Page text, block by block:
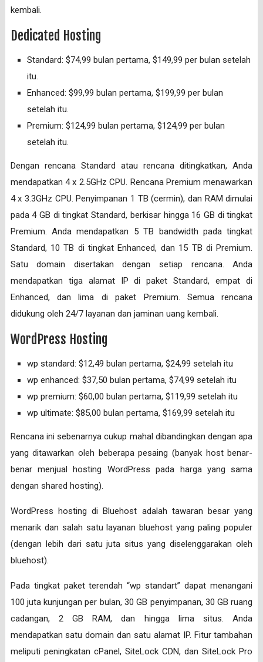
kembali.
Dedicated Hosting
Standard: $74,99 bulan pertama, $149,99 per bulan setelah
itu.
Enhanced: $99,99 bulan pertama, $199,99 per bulan
setelah itu.
Premium: $124,99 bulan pertama, $124,99 per bulan
setelah itu.
Dengan rencana Standard atau rencana ditingkatkan, Anda
mendapatkan 4 x 2.5GHz CPU. Rencana Premium menawarkan
4 x 3.3GHz CPU. Penyimpanan 1 TB (cermin), dan RAM dimulai
pada 4 GB di tingkat Standard, berkisar hingga 16 GB di tingkat
Premium. Anda mendapatkan 5 TB bandwidth pada tingkat
Standard, 10 TB di tingkat Enhanced, dan 15 TB di Premium.
Satu domain disertakan dengan setiap rencana. Anda
mendapatkan tiga alamat IP di paket Standard, empat di
Enhanced, dan lima di paket Premium. Semua rencana
didukung oleh 24/7 layanan dan jaminan uang kembali.
WordPress Hosting
wp standard: $12,49 bulan pertama, $24,99 setelah itu
wp enhanced: $37,50 bulan pertama, $74,99 setelah itu
wp premium: $60,00 bulan pertama, $119,99 setelah itu
wp ultimate: $85,00 bulan pertama, $169,99 setelah itu
Rencana ini sebenarnya cukup mahal dibandingkan dengan apa
yang ditawarkan oleh beberapa pesaing (banyak host benar-
benar menjual hosting WordPress pada harga yang sama
dengan shared hosting).
WordPress hosting di Bluehost adalah tawaran besar yang
menarik dan salah satu layanan bluehost yang paling populer
(dengan lebih dari satu juta situs yang diselenggarakan oleh
bluehost).
Pada tingkat paket terendah “wp standart” dapat menangani
100 juta kunjungan per bulan, 30 GB penyimpanan, 30 GB ruang
cadangan, 2 GB RAM, dan hingga lima situs. Anda
mendapatkan satu domain dan satu alamat IP. Fitur tambahan
meliputi peningkatan cPanel, SiteLock CDN, dan SiteLock Pro